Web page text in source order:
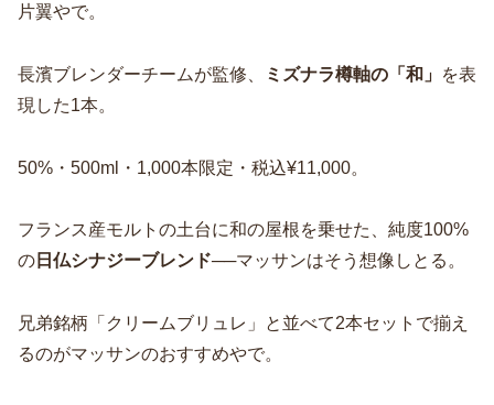
片翼やで。
長濱ブレンダーチームが監修、 ミズナラ樽軸の「和」 を表
現した1本。
50%・500ml・1,000本限定・税込¥11,000。
フランス産モルトの土台に和の屋根を乗せた、純度100%
の 日仏シナジーブレンド──マッサンはそう想像しとる。
兄弟銘柄「クリームブリュレ」と並べて2本セットで揃え
るのがマッサンのおすすめやで。